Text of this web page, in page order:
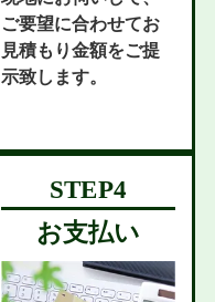
ご要望に合わせてお
見積もり金額をご提
示致します。
お支払い